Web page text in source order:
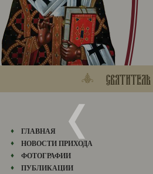
ГЛАВНАЯ
НОВОСТИ ПРИХОДА
ФОТОГРАФИИ
ПУБЛИКАЦИИ